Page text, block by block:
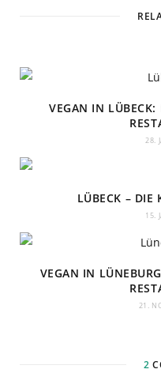
VEGAN IN LÜBECK:
28.
LÜBECK – DIE
15.
VEGAN IN
21.
2